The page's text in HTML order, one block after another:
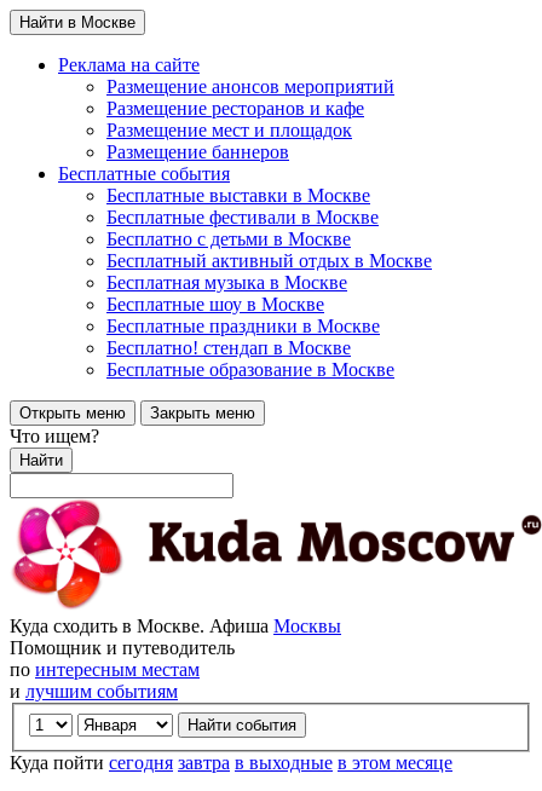
Найти в Москве
Реклама на сайте
Размещение анонсов мероприятий
Размещение ресторанов и кафе
Размещение мест и площадок
Размещение баннеров
Бесплатные события
Бесплатные выставки в Москве
Бесплатные фестивали в Москве
Бесплатно с детьми в Москве
Бесплатный активный отдых в Москве
Бесплатная музыка в Москве
Бесплатные шоу в Москве
Бесплатные праздники в Москве
Бесплатно! стендап в Москве
Бесплатные образование в Москве
Открыть меню Закрыть меню
Что ищем?
Найти
Куда сходить в Москве. Афиша Москвы
Помощник и путеводитель
по интересным местам
и лучшим событиям
Куда пойти сегодня завтра в выходные в этом месяце